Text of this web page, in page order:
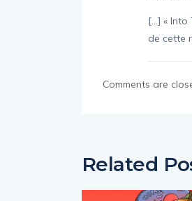
[…] « Into
de cette
Comments are
Related